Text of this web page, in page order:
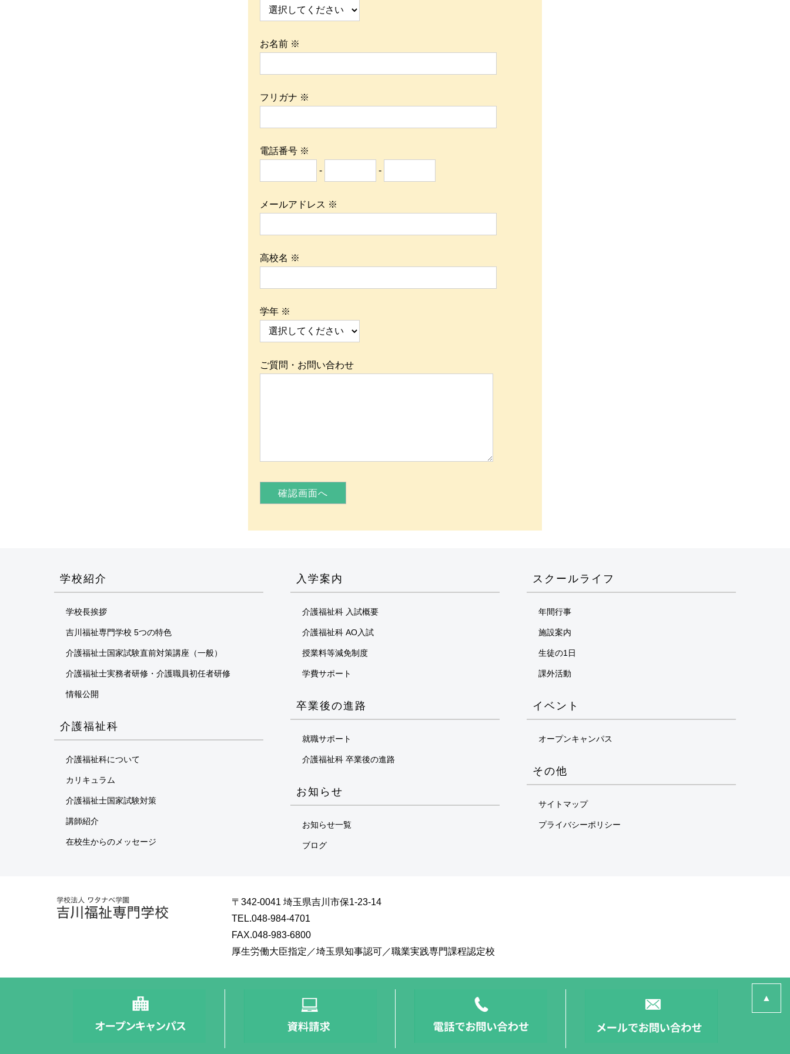
お名前 ※
フリガナ ※
電話番号 ※
-
-
メールアドレス ※
高校名 ※
学年 ※
ご質問・お問い合わせ
学校紹介
学校長挨拶
吉川福祉専門学校 5つの特色
介護福祉士国家試験直前対策講座（一般）
介護福祉士実務者研修・介護職員初任者研修
情報公開
介護福祉科
介護福祉科について
カリキュラム
介護福祉士国家試験対策
講師紹介
在校生からのメッセージ
入学案内
介護福祉科 入試概要
介護福祉科 AO入試
授業料等減免制度
学費サポート
卒業後の進路
就職サポート
介護福祉科 卒業後の進路
お知らせ
お知らせ一覧
ブログ
スクールライフ
年間行事
施設案内
生徒の1日
課外活動
イベント
オープンキャンパス
その他
サイトマップ
プライバシーポリシー
〒342-0041 埼玉県吉川市保1-23-14
TEL.048-984-4701
FAX.048-983-6800
厚生労働大臣指定／埼玉県知事認可／職業実践専門課程認定校
▲